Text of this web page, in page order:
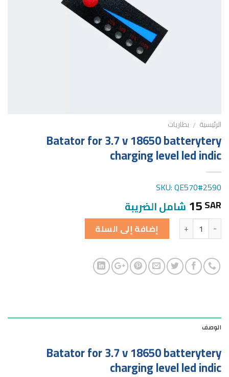
الرئيسية / بطاريات
Batator for 3.7 v 18650 batterytery
charging level led indic
SKU: QE570#2590
15SAR شامل الضريبة
الكمية إضافة إلى السلة
الوصف
Batator for 3.7 v 18650 batterytery
charging level led indic